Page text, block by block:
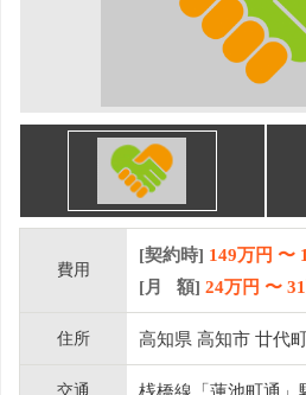
費用
[契約時] 149万円 〜
[月 額] 24万円 〜 31
住所 高知県 高知市 廿代
交通